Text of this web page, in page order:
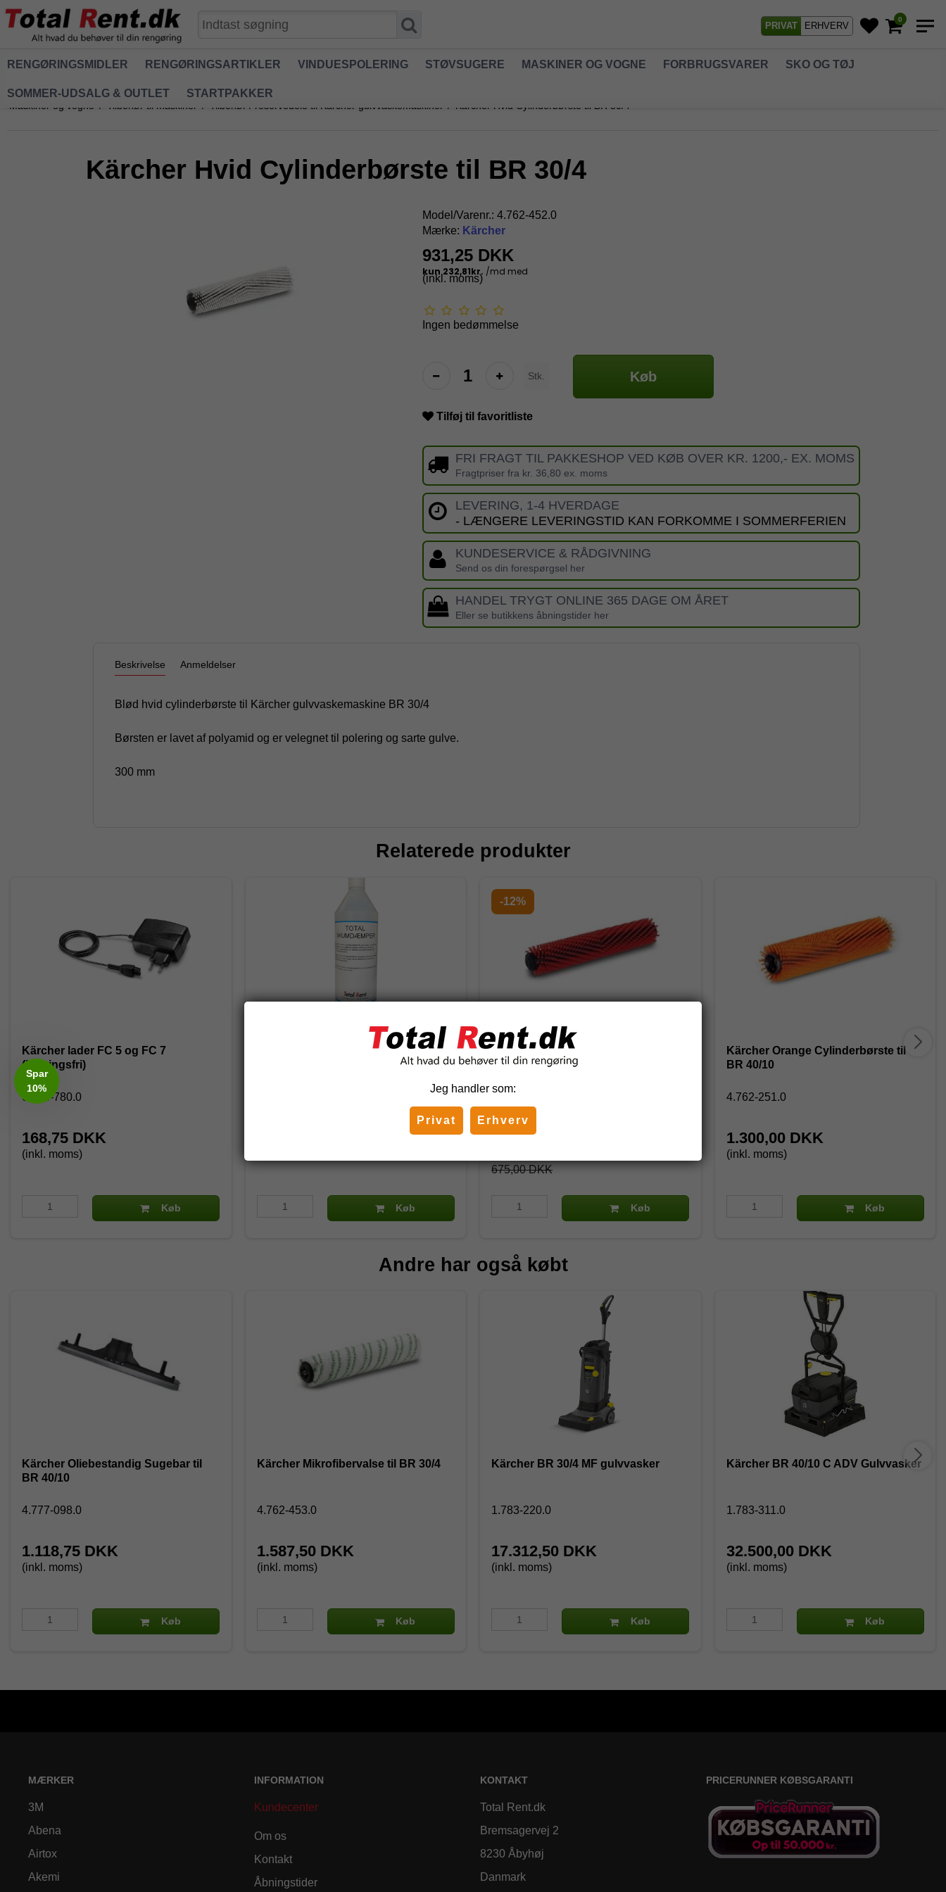
PRIVAT ERHVERV
0
RENGØRINGSMIDLER RENGØRINGSARTIKLER VINDUESPOLERING STØVSUGERE MASKINER OG VOGNE FORBRUGSVARER SKO OG TØJ
SOMMER-UDSALG & OUTLET STARTPAKKER
Maskiner og vogne / Tilbehør til maskiner / Tilbehør / reservedele til Kärcher gulvvaskemaskiner / Kärcher Hvid Cylinderbørste til BR 30/4
Kärcher Hvid Cylinderbørste til BR 30/4
Model/Varenr.: 4.762-452.0
Mærke: Kärcher
931,25 DKK
(inkl. moms)
Ingen bedømmelse
Stk. Køb
Tilføj til favoritliste
FRI FRAGT TIL PAKKESHOP VED KØB OVER KR. 1200,- EX. MOMS
Fragtpriser fra kr. 36,80 ex. moms
LEVERING, 1-4 HVERDAGE
- LÆNGERE LEVERINGSTID KAN FORKOMME I SOMMERFERIEN
KUNDESERVICE & RÅDGIVNING
Send os din forespørgsel her
HANDEL TRYGT ONLINE 365 DAGE OM ÅRET
Eller se butikkens åbningstider her
Beskrivelse Anmeldelser
Blød hvid cylinderbørste til Kärcher gulvvaskemaskine BR 30/4
Børsten er lavet af polyamid og er velegnet til polering og sarte gulve.
300 mm
Relaterede produkter
Kärcher lader FC 5 og FC 7
(ledningsfri)
6.654-780.0
168,75 DKK
(inkl. moms)
Køb
Total Skumdæmper 1 l.
Køb
-12%
Kärcher Rød Cylinderbørste til BR
30/4
675,00 DKK
595,00 DKK
Køb
Kärcher Orange Cylinderbørste til
BR 40/10
4.762-251.0
1.300,00 DKK
(inkl. moms)
Køb
Andre har også købt
Kärcher Oliebestandig Sugebar til
BR 40/10
4.777-098.0
1.118,75 DKK
(inkl. moms)
Køb
Kärcher Mikrofibervalse til BR 30/4
4.762-453.0
1.587,50 DKK
(inkl. moms)
Køb
Kärcher BR 30/4 MF gulvvasker
1.783-220.0
17.312,50 DKK
(inkl. moms)
Køb
Kärcher BR 40/10 C ADV Gulvvasker
1.783-311.0
32.500,00 DKK
(inkl. moms)
Køb
MÆRKER
3M
Abena
Airtox
Akemi
INFORMATION
Kundecenter
Om os
Kontakt
Åbningstider
KONTAKT
Total Rent.dk
Bremsagervej 2
8230 Åbyhøj
Danmark
PRICERUNNER KØBSGARANTI
Jeg handler som:
Privat Erhverv
Spar
10%